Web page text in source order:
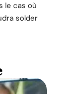
le cas où
solder